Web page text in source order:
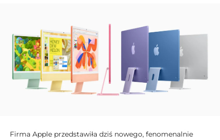
Firma Apple przedstawiła dziś nowego, fenomenalnie